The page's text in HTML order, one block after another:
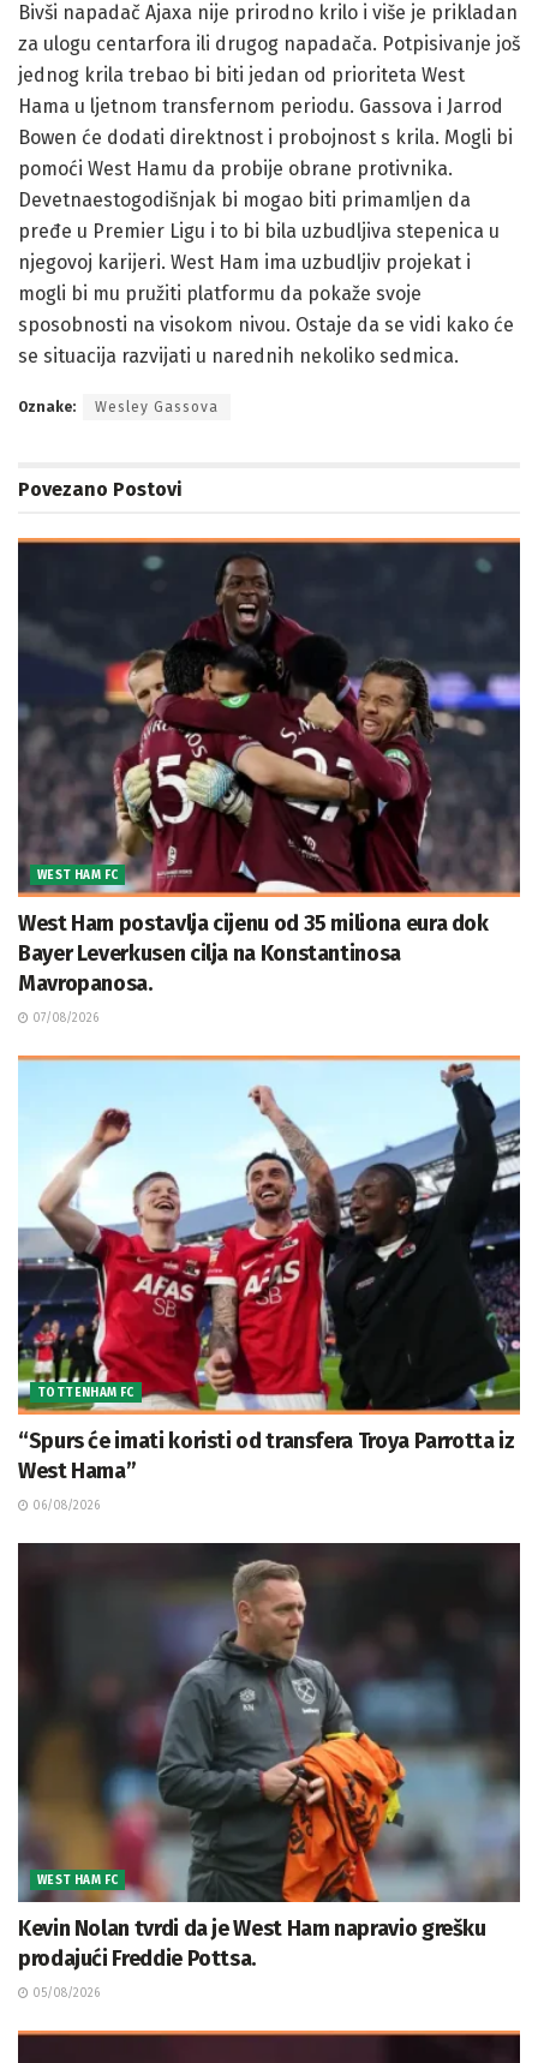
Bivši napadač Ajaxa nije prirodno krilo i više je prikladan
za ulogu centarfora ili drugog napadača. Potpisivanje još
jednog krila trebao bi biti jedan od prioriteta West
Hama u ljetnom transfernom periodu. Gassova i Jarrod
Bowen će dodati direktnost i probojnost s krila. Mogli bi
pomoći West Hamu da probije obrane protivnika.
Devetnaestogodišnjak bi mogao biti primamljen da
pređe u Premier Ligu i to bi bila uzbudljiva stepenica u
njegovoj karijeri. West Ham ima uzbudljiv projekat i
mogli bi mu pružiti platformu da pokaže svoje
sposobnosti na visokom nivou. Ostaje da se vidi kako će
se situacija razvijati u narednih nekoliko sedmica.
Oznake: Wesley Gassova
Povezano Postovi
WEST HAM FC
West Ham postavlja cijenu od 35 miliona eura dok
Bayer Leverkusen cilja na Konstantinosa
Mavropanosa.
07/08/2026
TOTTENHAM FC
“Spurs će imati koristi od transfera Troya Parrotta iz
West Hama”
06/08/2026
WEST HAM FC
Kevin Nolan tvrdi da je West Ham napravio grešku
prodajući Freddie Pottsa.
05/08/2026